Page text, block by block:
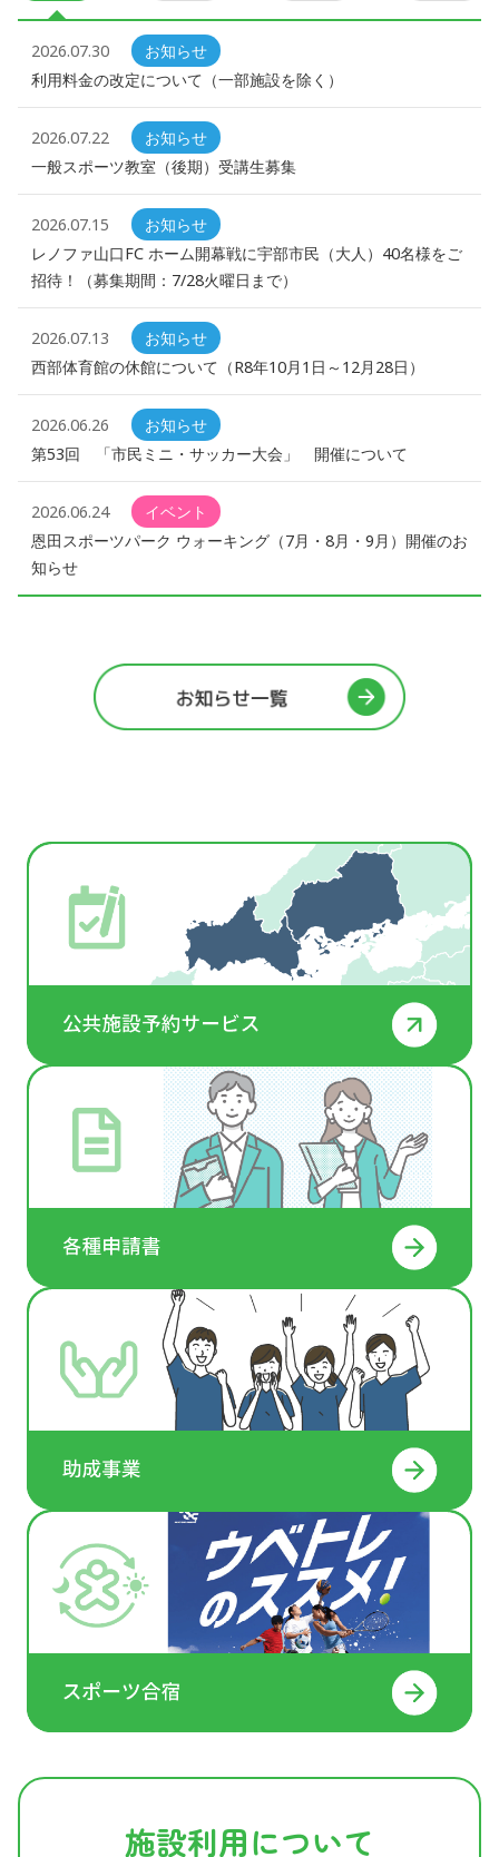
2026.07.30
お知らせ
利用料金の改定について（一部施設を除く）
2026.07.22
お知らせ
一般スポーツ教室（後期）受講生募集
2026.07.15
お知らせ
レノファ山口FC ホーム開幕戦に宇部市民（大人）40名様をご
招待！（募集期間：7/28火曜日まで）
2026.07.13
お知らせ
西部体育館の休館について（R8年10月1日～12月28日）
2026.06.26
お知らせ
第53回 「市民ミニ・サッカー大会」 開催について
2026.06.24
イベント
恩田スポーツパーク ウォーキング（7月・8月・9月）開催のお
知らせ
施設利用について